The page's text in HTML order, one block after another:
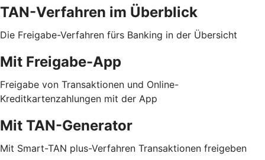
TAN-Verfahren im Überblick
Die Freigabe-Verfahren fürs Banking in der Übersicht
Mit Freigabe-App
Freigabe von Transaktionen und Online-
Kreditkartenzahlungen mit der App
Mit TAN-Generator
Mit Smart-TAN plus-Verfahren Transaktionen freigeben